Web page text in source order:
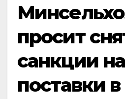
просит
санкции на
поставки